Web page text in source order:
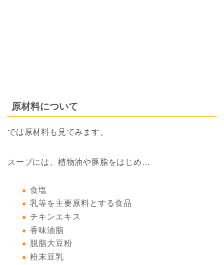
原材料について
では原材料も見てみます。
スープには、植物油や豚脂をはじめ…
食塩
乳等を主要原料とする食品
チキンエキス
香味油脂
脱脂大豆粉
粉末豆乳